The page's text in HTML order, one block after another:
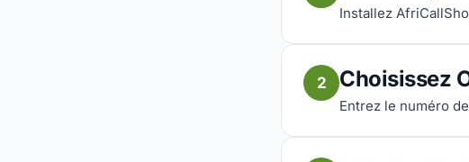
Installez
2 Choisissez
Entrez le numéro